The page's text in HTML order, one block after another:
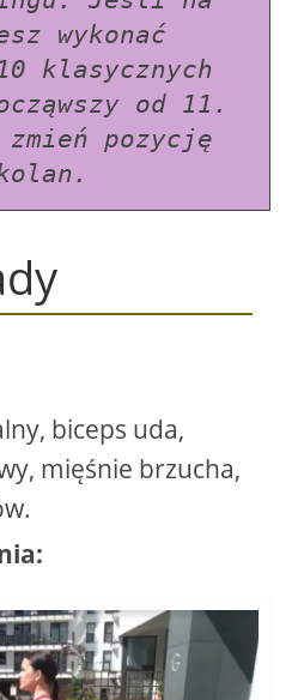
wykonać
klasycznych
od 11.
pozycję
biceps uda,
mięśnie brzucha,